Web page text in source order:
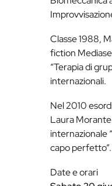
Classe 1988,
fiction
“Terapia di
internazionali.
Nel 2010
Laura
internazionale
capo perfetto”.
Date e orari